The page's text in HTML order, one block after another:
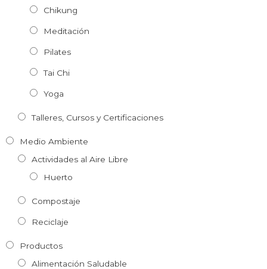
Chikung
Meditación
Pilates
Tai Chi
Yoga
Talleres, Cursos y Certificaciones
Medio Ambiente
Actividades al Aire Libre
Huerto
Compostaje
Reciclaje
Productos
Alimentación Saludable